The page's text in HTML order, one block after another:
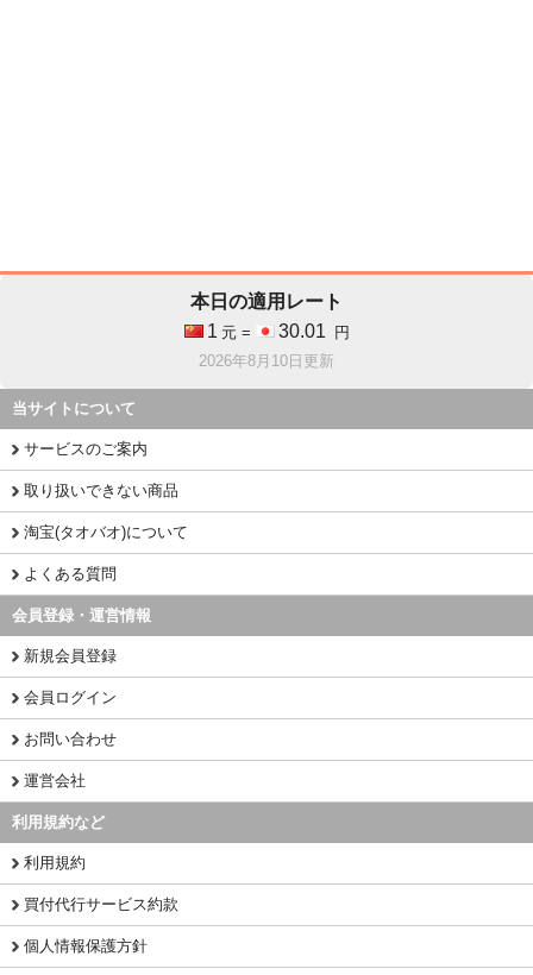
本日の適用レート
1 元 = 30.01
円
2026年8月10日更新
当サイトについて
サービスのご案内
取り扱いできない商品
淘宝(タオバオ)について
よくある質問
会員登録・運営情報
新規会員登録
会員ログイン
お問い合わせ
運営会社
利用規約など
利用規約
買付代行サービス約款
個人情報保護方針